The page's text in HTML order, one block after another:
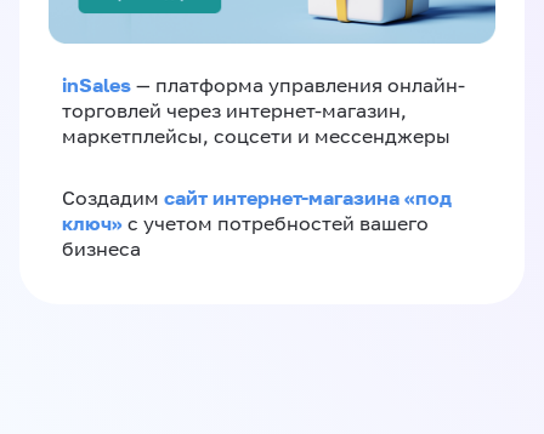
inSales — платформа управления онлайн-
торговлей через интернет-магазин,
маркетплейсы, соцсети и мессенджеры
Создадим сайт интернет-магазина «под
ключ» с учетом потребностей вашего
бизнеса